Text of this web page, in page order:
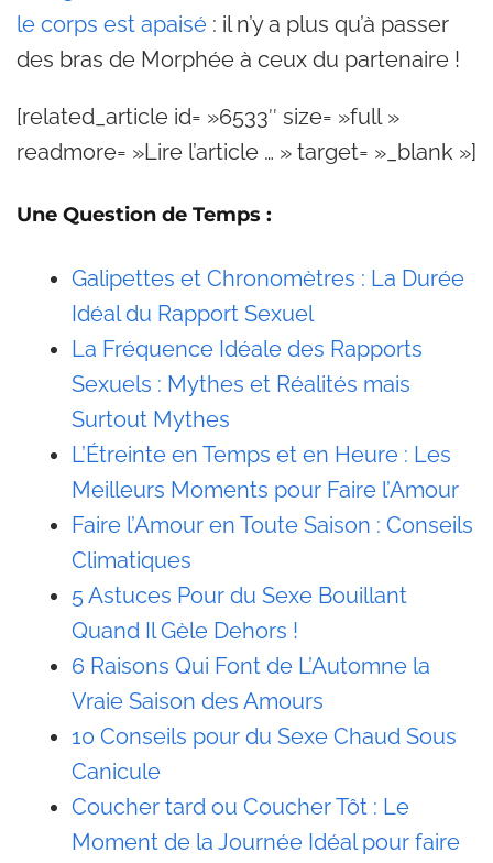
le corps est apaisé : il n’y a plus qu’à passer
des bras de Morphée à ceux du partenaire !
[related_article id= »6533″ size= »full »
readmore= »Lire l’article … » target= »_blank »]
Une Question de Temps :
Galipettes et Chronomètres : La Durée
Idéal du Rapport Sexuel
La Fréquence Idéale des Rapports
Sexuels : Mythes et Réalités mais
Surtout Mythes
L’Étreinte en Temps et en Heure : Les
Meilleurs Moments pour Faire l’Amour
Faire l’Amour en Toute Saison : Conseils
Climatiques
5 Astuces Pour du Sexe Bouillant
Quand Il Gèle Dehors !
6 Raisons Qui Font de L’Automne la
Vraie Saison des Amours
10 Conseils pour du Sexe Chaud Sous
Canicule
Coucher tard ou Coucher Tôt : Le
Moment de la Journée Idéal pour faire